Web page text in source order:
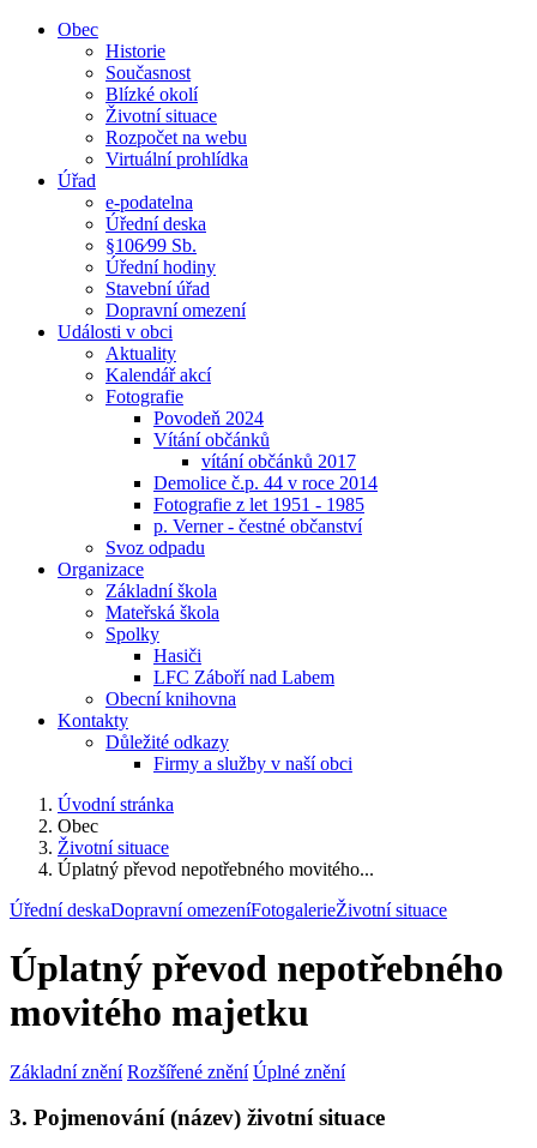
Obec
Historie
Současnost
Blízké okolí
Životní situace
Rozpočet na webu
Virtuální prohlídka
Úřad
e-podatelna
Úřední deska
§106⁄99 Sb.
Úřední hodiny
Stavební úřad
Dopravní omezení
Události v obci
Aktuality
Kalendář akcí
Fotografie
Povodeň 2024
Vítání občánků
vítání občánků 2017
Demolice č.p. 44 v roce 2014
Fotografie z let 1951 - 1985
p. Verner - čestné občanství
Svoz odpadu
Organizace
Základní škola
Mateřská škola
Spolky
Hasiči
LFC Záboří nad Labem
Obecní knihovna
Kontakty
Důležité odkazy
Firmy a služby v naší obci
Úvodní stránka
Obec
Životní situace
Úplatný převod nepotřebného movitého...
Úřední deskaDopravní omezeníFotogalerieŽivotní situace
Úplatný převod nepotřebného
movitého majetku
Základní znění Rozšířené znění Úplné znění
3. Pojmenování (název) životní situace